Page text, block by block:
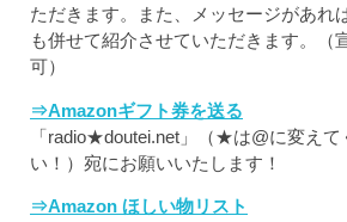
ただきます。また、メッセージがあれ
も併せて紹介させていただきます。（
可）
⇒Amazonギフト券を送る
「radio★doutei.net」（★は@に変えて
い！）宛にお願いいたします！
⇒Amazon ほしい物リスト